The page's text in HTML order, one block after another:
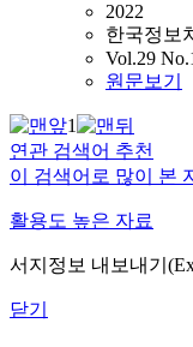
2022
한국정보
Vol.29
원문보기
1
연관 검색어 추천
이 검색어로 많이 본
활용도 높은 자료
서지정보 내보내기
닫기